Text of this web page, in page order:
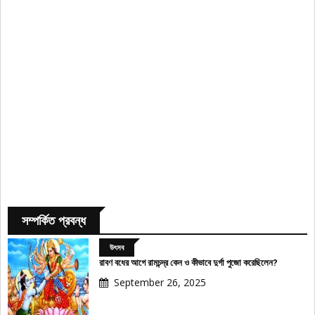
সম্পর্কিত প্রবন্ধ
উৎসব
রাবণ বধের আগে রামচন্দ্র কেন ও কীভাবে দুর্গা পুজো করেছিলেন?
September 26, 2025